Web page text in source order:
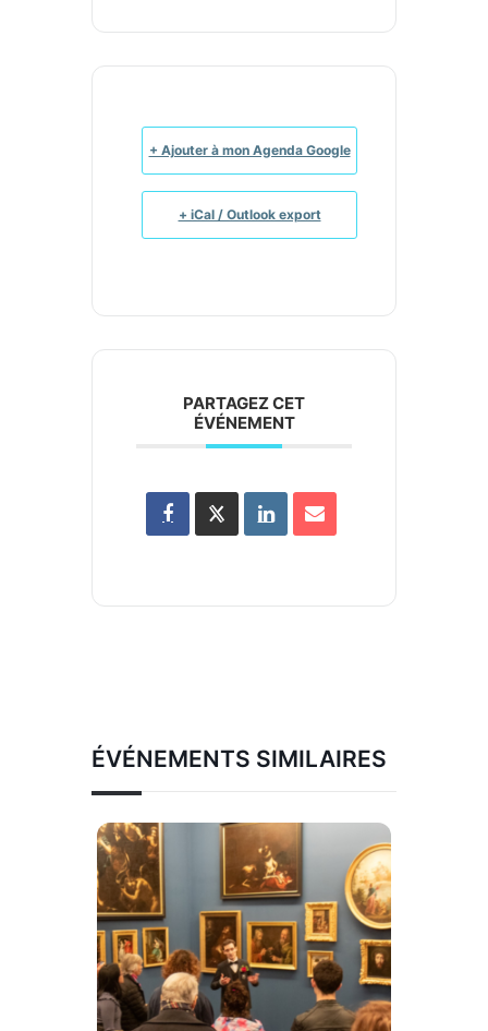
+ Ajouter à mon Agenda Google
+ iCal / Outlook export
PARTAGEZ CET
ÉVÉNEMENT
ÉVÉNEMENTS SIMILAIRES